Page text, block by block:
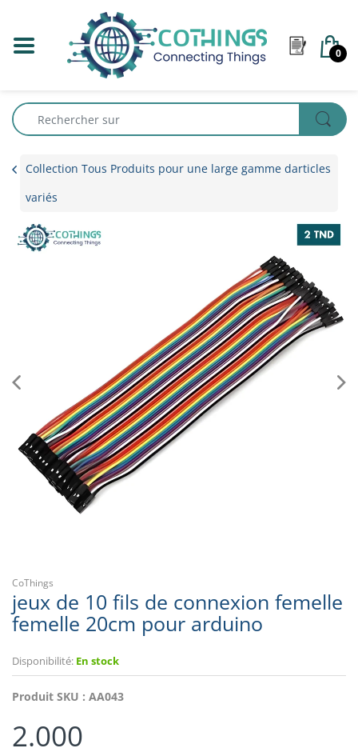
0
Collection Tous Produits pour une large gamme darticles
variés
CoThings
jeux de 10 fils de connexion femelle
femelle 20cm pour arduino
Disponibilité: En stock
Produit SKU : AA043
2.000